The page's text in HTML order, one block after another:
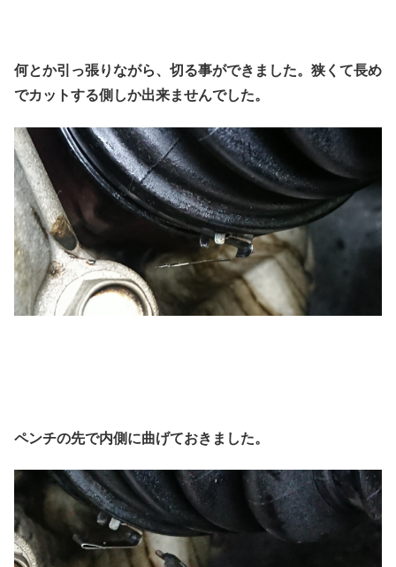
何とか引っ張りながら、切る事ができました。狭くて長め
でカットする側しか出来ませんでした。
ペンチの先で内側に曲げておきました。